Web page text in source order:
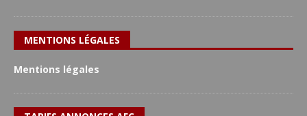
MENTIONS LÉGALES
Mentions légales